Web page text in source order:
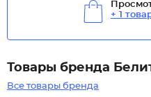
+ 1
Товары бренда
Все товары бренда